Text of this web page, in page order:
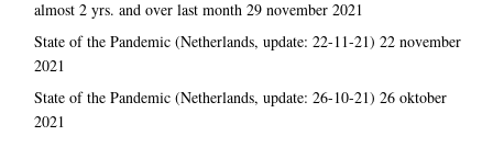
almost 2 yrs. and over last month 29 november 2021
State of the Pandemic (Netherlands, update: 22-11-21) 22 november
2021
State of the Pandemic (Netherlands, update: 26-10-21) 26 oktober
2021